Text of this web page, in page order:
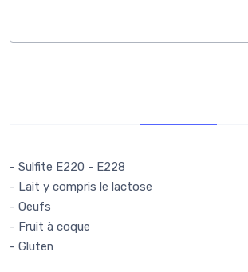
- Sulfite E220 - E228
- Lait y compris le lactose
- Oeufs
- Fruit à coque
- Gluten